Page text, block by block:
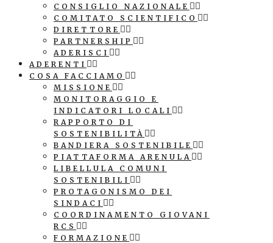
CONSIGLIO NAZIONALE
COMITATO SCIENTIFICO
DIRETTORE
PARTNERSHIP
ADERISCI
ADERENTI
COSA FACCIAMO
MISSIONE
MONITORAGGIO E
INDICATORI LOCALI
RAPPORTO DI
SOSTENIBILITÀ
BANDIERA SOSTENIBILE
PIATTAFORMA ARENULA
LIBELLULA COMUNI
SOSTENIBILI
PROTAGONISMO DEI
SINDACI
COORDINAMENTO GIOVANI
RCS
FORMAZIONE